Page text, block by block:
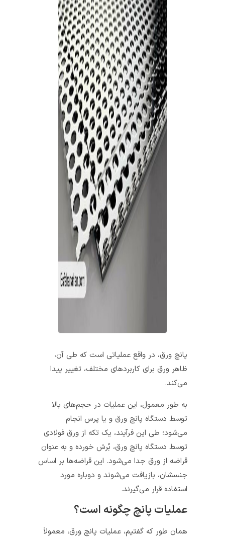
پانچ ورق، در واقع عملیاتی است که طی آن،
ظاهر ورق برای کاربردهای مختلف، تغییر پیدا
به طور معمول، این عملیات در حجم‌های بالا
توسط دستگاه‌ پانچ ورق و یا پرس انجام
می‌شود؛ طی این فرآیند، یک تکه از ورق فولادی
توسط دستگاه پانچ ورق، بُرش خورده و به عنوان
قراضه از ورق جدا می‌شود. این قراضه‌ها بر اساس
جنسشان، بازیافت می‌شوند و دوباره مورد
استفاده قرار می‌گیرند.
عملیات پانچ چگونه است؟
همان طور که گفتیم، عملیات پانچ ورق، معمولاً